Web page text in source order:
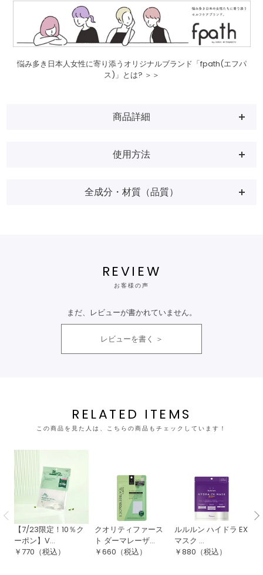
悩み多き日本人女性に寄り添うオリジナルブランド「fpath(エフパ
ス)」とは? ＞＞
商品詳細
使用方法
全成分・材質（品質）
REVIEW
お客様の声
まだ、レビューが書かれていません。
レビューを書く
RELATED ITEMS
この商品を見た人は、こちらの商品もチェックしています！
【7/23限定！10％ク
ーポン】V...
￥770 （税込）
クオリティファース
ト ダーマレーザ...
￥660 （税込）
ルルルン ハイドラ EX
マスク ...
￥880 （税込）